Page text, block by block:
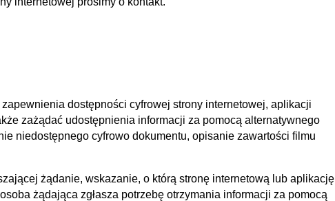
dostępności cyfrowej strony internetowej, aplikacji
zażądać udostępnienia informacji za pomocą alternatywnego
niedostępnego cyfrowo dokumentu, opisanie zawartości filmu
żądanie, wskazanie, o którą stronę internetową lub aplikację
żądająca zgłasza potrzebę otrzymania informacji za pomocą